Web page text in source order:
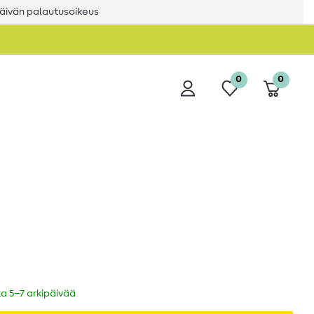
palautusoikeus
0 0
5–7 arkipäivää